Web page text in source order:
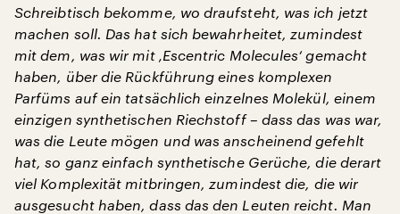
Schreibtisch bekomme, wo draufsteht, was ich jetzt
machen soll. Das hat sich bewahrheitet, zumindest
mit dem, was wir mit ‚Escentric Molecules‘ gemacht
haben, über die Rückführung eines komplexen
Parfüms auf ein tatsächlich einzelnes Molekül, einem
einzigen synthetischen Riechstoff – dass das was war,
was die Leute mögen und was anscheinend gefehlt
hat, so ganz einfach synthetische Gerüche, die derart
viel Komplexität mitbringen, zumindest die, die wir
ausgesucht haben, dass das den Leuten reicht. Man